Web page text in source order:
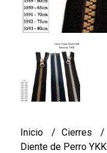
Inicio Cierres
Diente de Perro YKK